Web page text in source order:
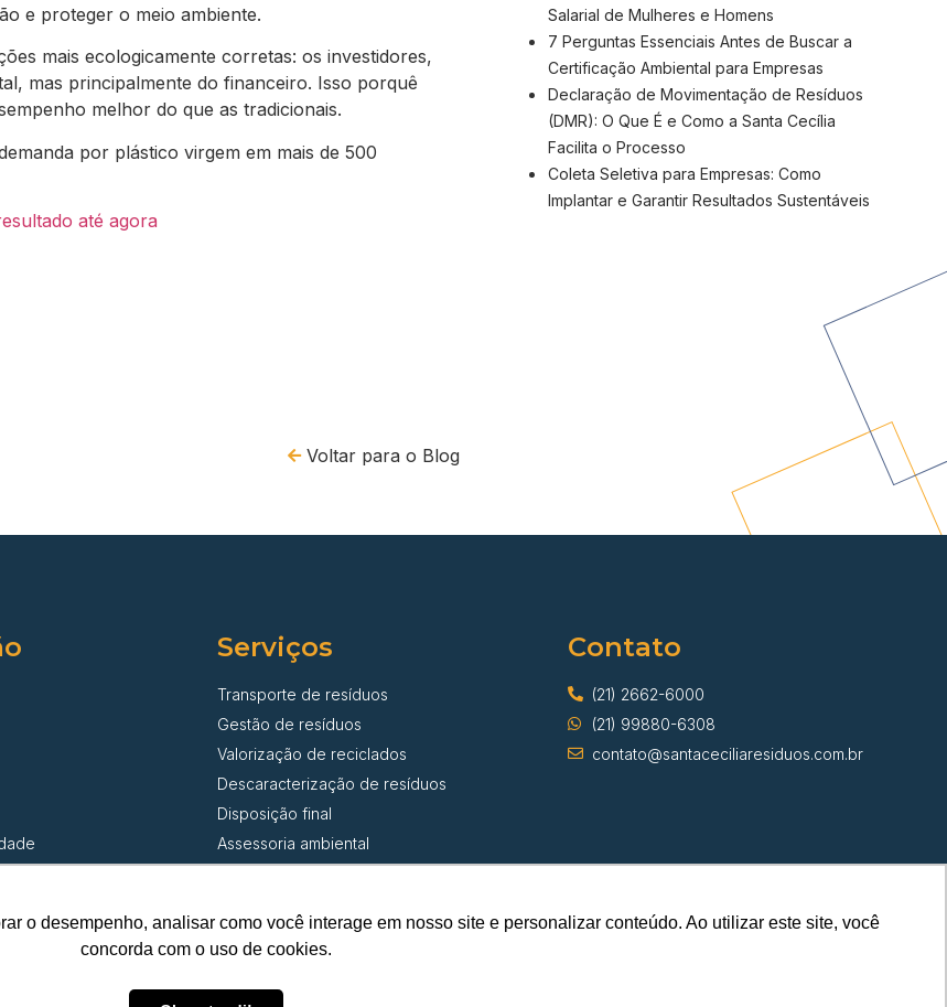
o desempenho, analisar como você interage em nosso site e personalizar conteúdo. Ao utilizar este site, você
concorda com o uso de cookies.
e proteger o meio ambiente.
mais ecologicamente corretas: os investidores,
mas principalmente do financeiro. Isso porquê
melhor do que as tradicionais.
por plástico virgem em mais de 500
até agora
Voltar para o Blog
Salarial de Mulheres e Homens
7 Perguntas Essenciais Antes de Buscar a
Certificação Ambiental para Empresas
Declaração de Movimentação de Resíduos
(DMR): O Que É e Como a Santa Cecília
Facilita o Processo
Coleta Seletiva para Empresas: Como
Implantar e Garantir Resultados Sustentáveis
Serviços
Transporte de resíduos
Gestão de resíduos
Valorização de reciclados
Descaracterização de resíduos
Disposição final
Assessoria ambiental
Contato
(21) 2662-6000
(21) 99880-6308
contato@santaceciliaresiduos.com.br
Cecília Transporte de Resíduos | Todos os direitos reservados
42.382.879/0001-23 | DEPOSITO DE PAPEL SANTA CECILIA LTDA